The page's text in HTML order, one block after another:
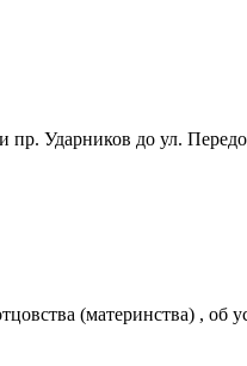
Ударников до ул.
(материнства) , об